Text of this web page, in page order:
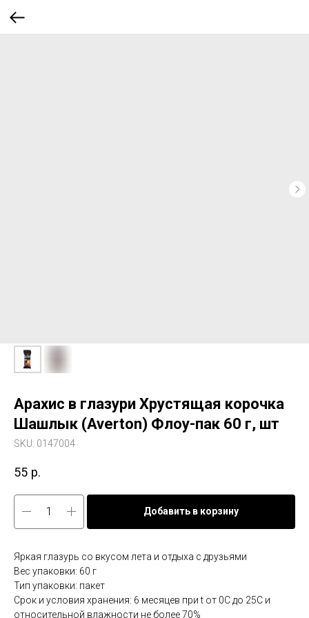
Арахис в глазури Хрустящая корочка
Шашлык (Averton) Флоу-пак 60 г, шт
SKU: 0147004
55 р.
Добавить в корзину
Яркая глазурь со вкусом лета и отдыха с друзьями
Вес упаковки: 60 г
Тип упаковки: пакет
Срок и условия хранения: 6 месяцев при t от 0С до 25С и
относительной влажности не более 70%